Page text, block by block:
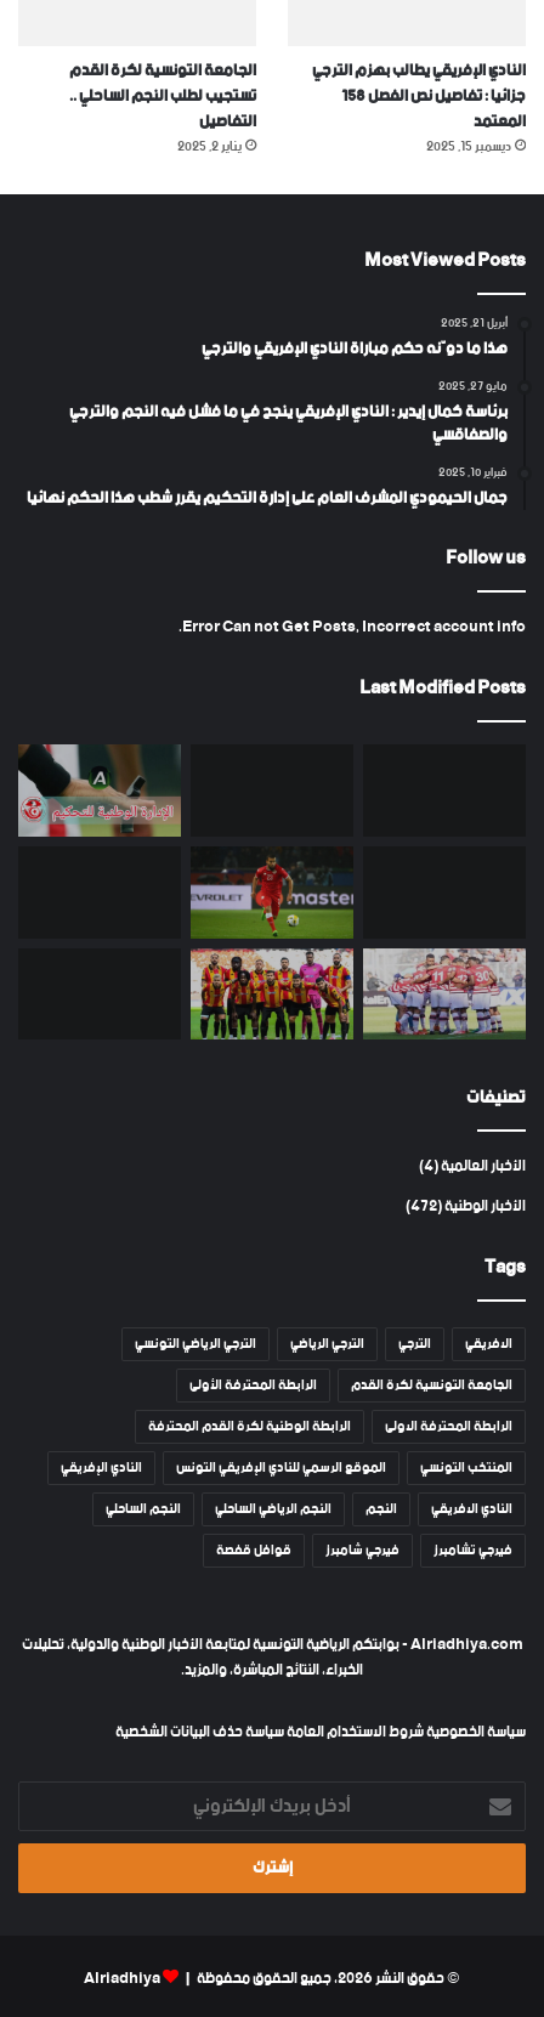
النادي الإفريقي يطالب بهزم الترجي
جزائيا : تفاصيل نص الفصل 158
المعتمد
ديسمبر 15, 2025
الجامعة التونسية لكرة القدم
تستجيب لطلب النجم الساحلي ..
التفاصيل
يناير 2, 2025
Most Viewed Posts
أبريل 21, 2025
هذا ما دوّنه حكم مباراة النادي الإفريقي والترجي
مايو 27, 2025
برئاسة كمال إيدير : النادي الإفريقي ينجح في ما فشل فيه النجم والترجي
والصفاقسي
فبراير 10, 2025
جمال الحيمودي المشرف العام على إدارة التحكيم يقرر شطب هذا الحكم نهائيا
Follow us
Error Can not Get Posts, Incorrect account info.
Last Modified Posts
تصنيفات
الأخبار العالمية(4)
الأخبار الوطنية(472)
Tags
الافريقي الترجي الترجي الرياضي
الترجي الرياضي التونسي
الجامعة التونسية لكرة القدم
الرابطة المحترفة الأولى
الرابطة المحترفة الاولى
الرابطة الوطنية لكرة القدم المحترفة
المنتخب التونسي
الموقع الرسمي للنادي الإفريقي التونس
النادي الإفريقي
النادي الافريقي
النجم النجم الرياضي الساحلي
النجم الساحلي
فيرجي تشامبرز
فيرجي شامبرز قوافل قفصة
Alriadhiya.com - بوابتكم الرياضية التونسية لمتابعة الأخبار الوطنية والدولية، تحليلات
الخبراء، النتائج المباشرة، والمزيد.
سياسة الخصوصيةشروط الاستخدام العامةسياسة حذف البيانات الشخصية
أدخل
بريدك
الإلكتروني
© حقوق النشر 2026، جميع الحقوق محفوظة | Alriadhiya